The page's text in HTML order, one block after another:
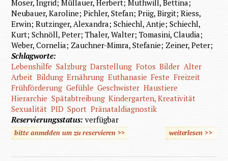
Moser, Ingrid; Müllauer, Herbert; Muthwill, Bettina;
Neubauer, Karoline; Pichler, Stefan; Priig, Birgit; Riess,
Erwin; Rutzinger, Alexandra; Schiechl, Antje; Schiechl,
Kurt; Schnöll, Peter; Thaler, Walter; Tomasini, Claudia;
Weber, Cornelia; Zauchner-Mimra, Stefanie; Zeiner, Peter;
Schlagworte:
Lebenshilfe Salzburg Darstellung Fotos Bilder Alter
Arbeit Bildung Ernährung Euthanasie Feste Freizeit
Frühförderung Gefühle Geschwister Haustiere
Hierarchie Spätabtreibung Kindergarten, Kreativität
Sexualität PID Sport Pränataldiagnostik
Reservierungsstatus:verfügbar
bitte anmelden um zu reservieren >> weiterlesen über
>>